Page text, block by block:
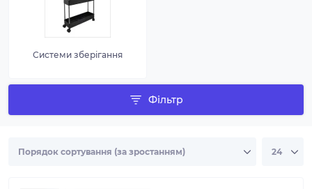
Системи зберігання
Фільтр